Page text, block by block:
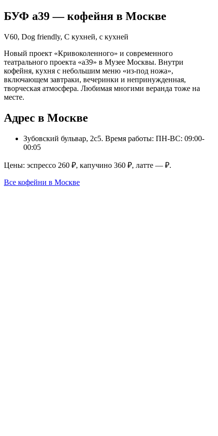
БУФ а39— кофейня в Москве
V60, Dog friendly, С кухней, с кухней
Новый проект «Кривоколенного» и современного
театрального проекта «а39» в Музее Москвы. Внутри
кофейня, кухня с небольшим меню «из-под ножа»,
включающем завтраки, вечеринки и непринужденная,
творческая атмосфера. Любимая многими веранда тоже на
месте.
Адрес в Москве
Зубовский бульвар, 2с5. Время работы: ПН-ВС: 09:00-
00:05
Цены: эспрессо 260 ₽, капучино 360 ₽, латте — ₽.
Все кофейни в Москве